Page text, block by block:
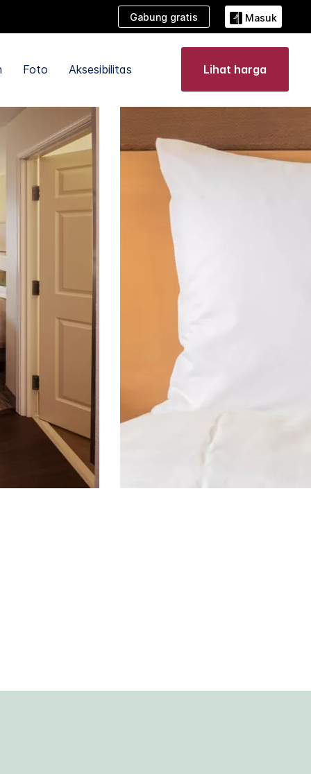
Gabung gratis Masuk
Foto Aksesibilitas Lihat harga